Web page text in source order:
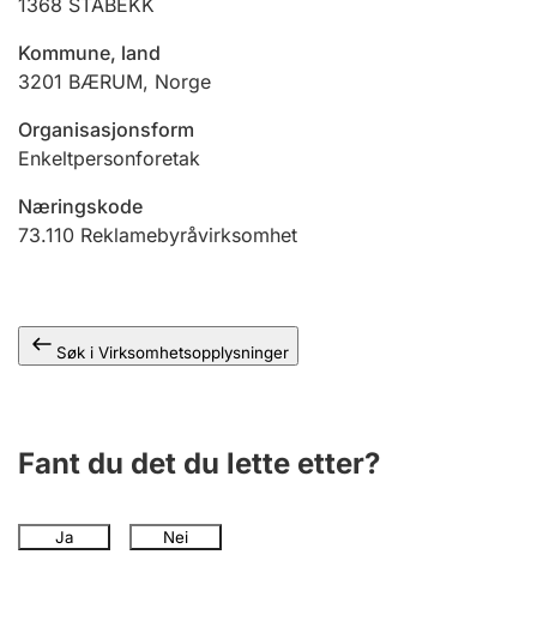
Jeger
Ektepaktveileder
Offentlig sektor
1368 STABEKK
Kommune, land
3201 BÆRUM, Norge
Organisasjonsform
Enkeltpersonforetak
Næringskode
73.110 Reklamebyråvirksomhet
Søk i Virksomhetsopplysninger
Fant du det du lette etter?
Ja Nei